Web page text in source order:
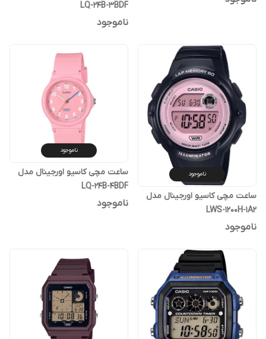
LQ-24B-3BDF
ناموجود
ناموجود
ساعت مچی کاسیو اورجینال مدل
LWS-1200H-1A2
ناموجود
ناموجود
ساعت مچی کاسیو اورجینال مدل
LQ-24B-4BDF
ناموجود